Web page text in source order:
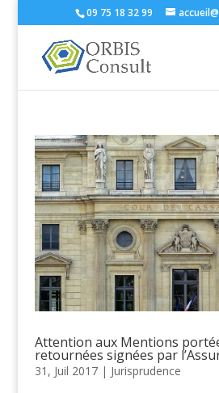
09 75 18 32 99
Attention aux Mentions
retournées signées par
31, Juil 2017| Jurisprudence